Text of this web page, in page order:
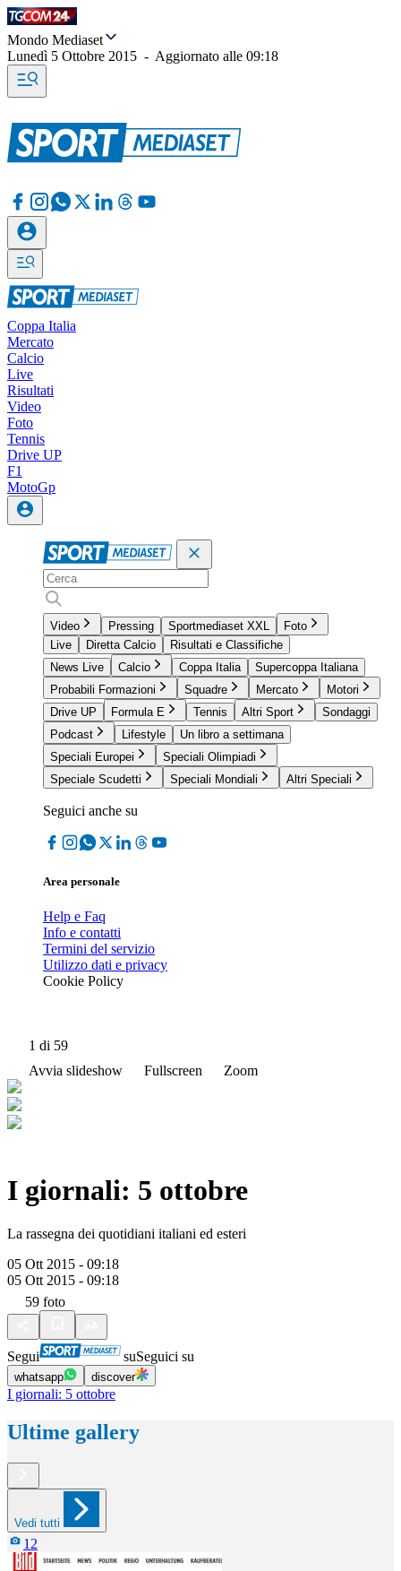
Mondo Mediaset
Lunedì 5 Ottobre 2015 - Aggiornato alle 09:18
Coppa Italia
Mercato
Calcio
Live
Risultati
Video
Foto
Tennis
Drive UP
F1
MotoGp
Video Pressing Sportmediaset XXL
Foto
Live
Diretta Calcio
Risultati e Classifiche
News Live
Calcio Coppa Italia
Supercoppa Italiana
Probabili Formazioni
Squadre Mercato
Motori
Drive UP
Formula E Tennis Altri Sport
Sondaggi
Podcast
Lifestyle
Un libro a settimana
Speciali Europei
Speciali Olimpiadi
Speciale Scudetti
Speciali Mondiali Altri Speciali
Seguici anche su
Area personale
Help e Faq
Info e contatti
Termini del servizio
Utilizzo dati e privacy
Cookie Policy
1 di 59
Avvia slideshow
Fullscreen Zoom
I giornali: 5 ottobre
La rassegna dei quotidiani italiani ed esteri
05 Ott 2015 - 09:18
05 Ott 2015 - 09:18
59 foto
Segui suSeguici su
whatsapp discover
I giornali: 5 ottobre
Ultime gallery
Vedi tutti
12